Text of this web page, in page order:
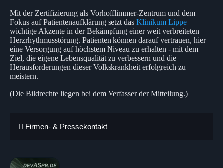
Mit der Zertifizierung als Vorhofflimmer-Zentrum und dem
Fokus auf Patientenaufklärung setzt das Klinikum Lippe
wichtige Akzente in der Bekämpfung einer weit verbreiteten
Herzrhythmusstörung. Patienten können darauf vertrauen, hier
eine Versorgung auf höchstem Niveau zu erhalten - mit dem
Ziel, die eigene Lebensqualität zu verbessern und die
Herausforderungen dieser Volkskrankheit erfolgreich zu
meistern.
(Die Bildrechte liegen bei dem Verfasser der Mitteilung.)
Firmen- & Pressekontakt